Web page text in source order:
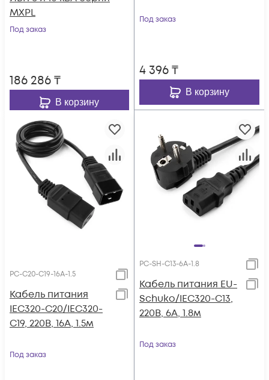
MXPL
Под заказ
186 286₸
В корзину
Под заказ
4 396₸
В корзину
PC-C20-C19-16A-1.5
Кабель питания
IEC320-C20/IEC320-
C19, 220B, 16А, 1.5м
Под заказ
PC-SH-C13-6A-1.8
Кабель питания EU-
Schuko/IEC320-C13,
220B, 6А, 1.8м
Под заказ